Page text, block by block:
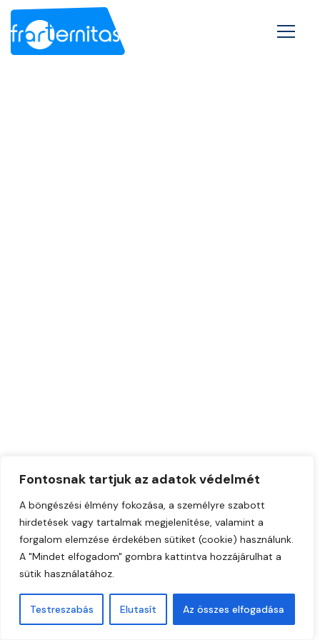
Fontosnak tartjuk az adatok védelmét
A böngészési élmény fokozása, a személyre szabott
hirdetések vagy tartalmak megjelenítése, valamint a
forgalom elemzése érdekében sütiket (cookie) használunk.
A "Mindet elfogadom" gombra kattintva hozzájárulhat a
sütik használatához.
Testreszabás Elutasít Az összes elfogadása